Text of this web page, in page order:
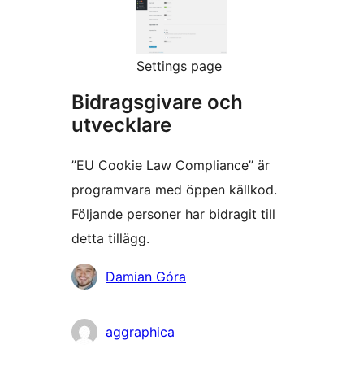
Settings page
Bidragsgivare och
utvecklare
”EU Cookie Law Compliance” är
programvara med öppen källkod.
Följande personer har bidragit till
detta tillägg.
BidragandeDamian Góra
aggraphica